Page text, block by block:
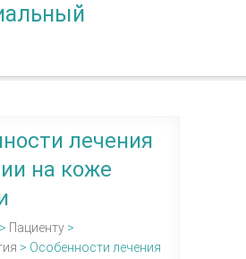
лечения
на коже
> Пациенту >
> Особенности лечения